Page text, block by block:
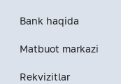
Bank haqida
Matbuot markazi
Rekvizitlar